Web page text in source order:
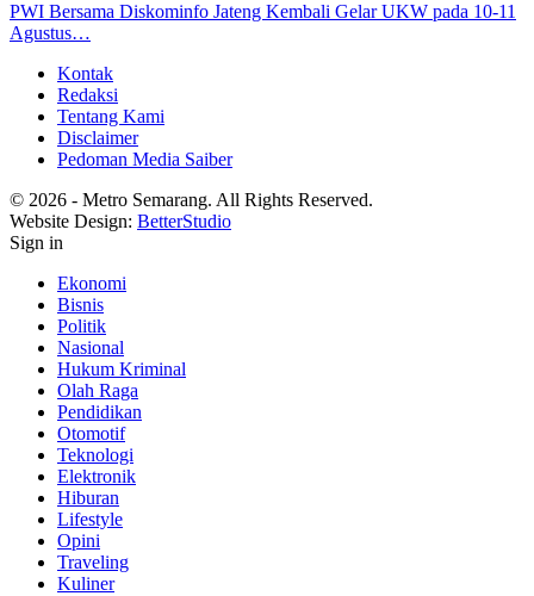
PWI Bersama Diskominfo Jateng Kembali Gelar UKW pada 10-11
Agustus…
Kontak
Redaksi
Tentang Kami
Disclaimer
Pedoman Media Saiber
© 2026 - Metro Semarang. All Rights Reserved.
Website Design: BetterStudio
Sign in
Ekonomi
Bisnis
Politik
Nasional
Hukum Kriminal
Olah Raga
Pendidikan
Otomotif
Teknologi
Elektronik
Hiburan
Lifestyle
Opini
Traveling
Kuliner